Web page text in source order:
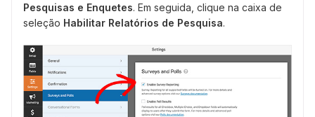
Pesquisas e Enquetes. Em seguida, clique na caixa de
seleção Habilitar Relatórios de Pesquisa.